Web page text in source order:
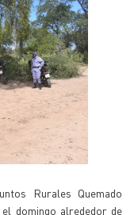
Rurales Quemado
domingo alrededor de